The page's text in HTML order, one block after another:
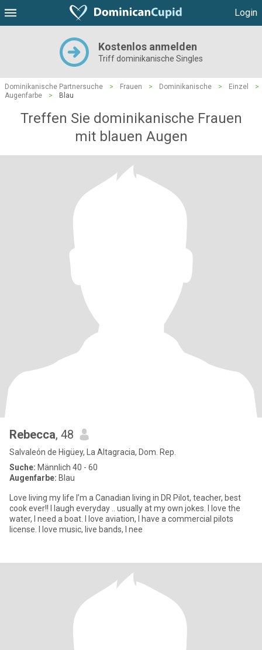
Login
Kostenlos anmelden
Triff dominikanische Singles
Dominikanische Partnersuche > Frauen > Dominikanische > Einzel
>
Augenfarbe
> Blau
Treffen Sie dominikanische Frauen
mit blauen Augen
Rebecca, 48
Salvaleón de Higüey, La Altagracia, Dom. Rep.
Suche: Männlich 40 - 60
Augenfarbe: Blau
Love living my life I’m a Canadian living in DR Pilot, teacher, best
cook ever!! I laugh everyday .. usually at my own jokes. I love the
water, I need a boat. I love aviation, I have a commercial pilots
license. I love music, live bands, I nee